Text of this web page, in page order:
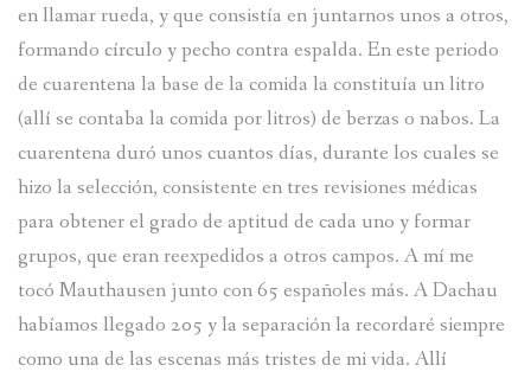
en llamar rueda, y que consistía en juntarnos unos a otros,
formando círculo y pecho contra espalda. En este periodo
de cuarentena la base de la comida la constituía un litro
(allí se contaba la comida por litros) de berzas o nabos. La
cuarentena duró unos cuantos días, durante los cuales se
hizo la selección, consistente en tres revisiones médicas
para obtener el grado de aptitud de cada uno y formar
grupos, que eran reexpedidos a otros campos. A mí me
tocó Mauthausen junto con 65 españoles más. A Dachau
habíamos llegado 205 y la separación la recordaré siempre
como una de las escenas más tristes de mi vida. Allí